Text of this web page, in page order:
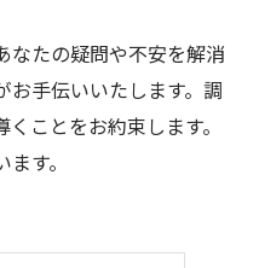
なたの疑問や不安を解消
お手伝いいたします。調
ことをお約束します。
す。